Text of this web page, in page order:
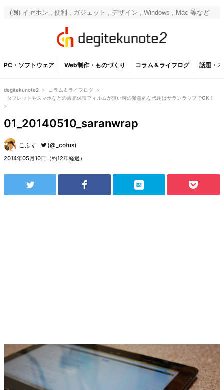
PC・ソフトウェア Web制作・ものづくり コラム＆ライフログ 話題・
degitekunote2 > コラム＆ライフログ >
タブレットやスマホなどの液晶保護フィルムが無い時の緊急的な代用はサランラップでOK！
>
01_20140510_saranwrap
こふす (@_cofus)
2014年05月10日（約12年経過）